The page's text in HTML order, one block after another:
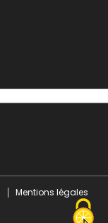
Mentions légales